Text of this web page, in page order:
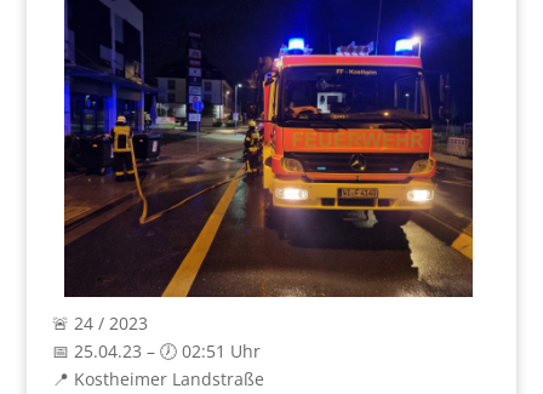
🚨 24 / 2023
📅 25.04.23 – 🕖 02:51 Uhr
📍 Kostheimer Landstraße